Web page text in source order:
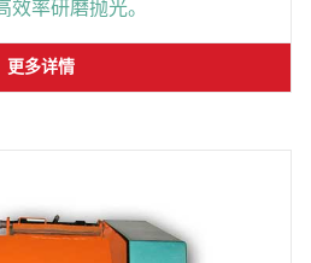
效率研磨抛光。
更多详情